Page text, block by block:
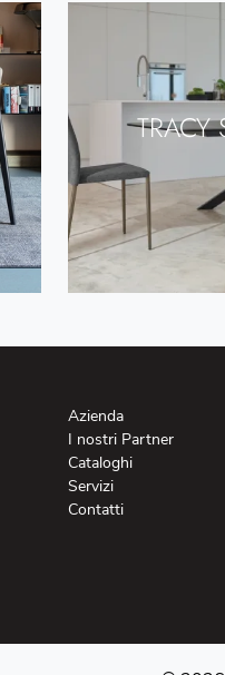
TRACY
Azienda
I nostri Partner
Cataloghi
Servizi
Contatti